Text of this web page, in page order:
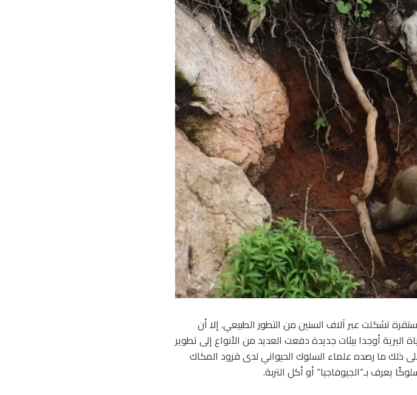
تشكلت عبر آلاف السنين من التطور الطبيعي. إلا أن
البرية أوجدا بيئات جديدة دفعت العديد من الأنواع إلى تطوير
ذلك ما رصده علماء السلوك الحيواني لدى قرود المكاك
يعرف بـ”الجيوفاجيا” أو أكل التربة.